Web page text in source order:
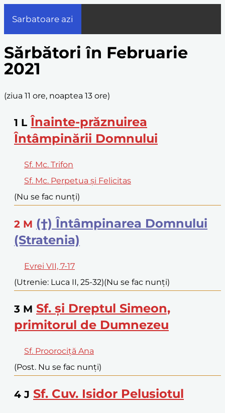
Sarbatoare azi
Sărbători în Februarie
2021
(ziua 11 ore, noaptea 13 ore)
1 L Înainte-prăznuirea
Întâmpinării Domnului
Sf. Mc. Trifon
Sf. Mc. Perpetua și Felicitas
(Nu se fac nunți)
2 M (†) Întâmpinarea Domnului
(Stratenia)
Evrei VII, 7-17
(Utrenie: Luca II, 25-32)(Nu se fac nunți)
3 M Sf. și Dreptul Simeon,
primitorul de Dumnezeu
Sf. Proorociță Ana
(Post. Nu se fac nunți)
4 J Sf. Cuv. Isidor Pelusiotul